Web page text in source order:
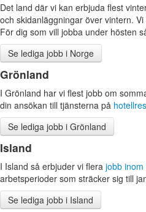
Det land där vi kan erbjuda flest
och skidanläggningar över vintern.
För dig som vill jobba under hösten
Se lediga jobb i Norge
Grönland
I Grönland har vi flest jobb om
din ansökan till tjänsterna på
Se lediga jobb i Grönland
Island
I Island så erbjuder vi flera jobb
arbetsperioder som sträcker sig till
Se lediga jobb i Island